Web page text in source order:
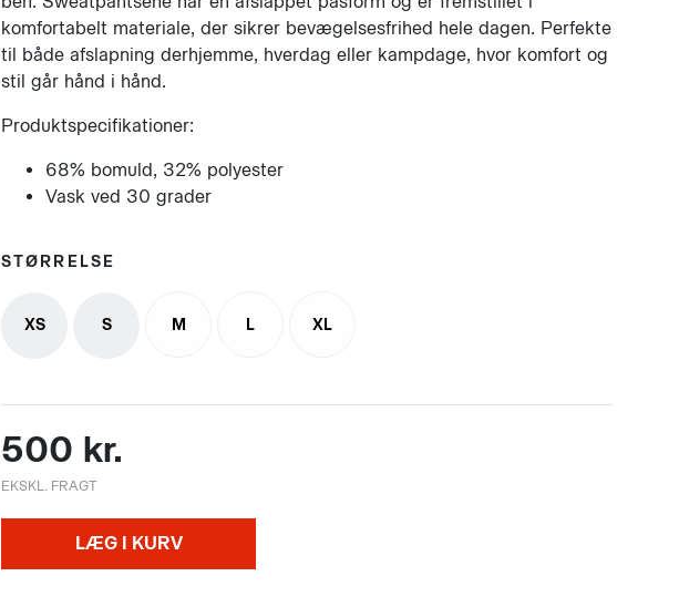
komfortabelt materiale, der sikrer bevægelsesfrihed hele dagen. Perfekte
til både afslapning derhjemme, hverdag eller kampdage, hvor komfort og
stil går hånd i hånd.
Produktspecifikationer:
68% bomuld, 32% polyester
Vask ved 30 grader
STØRRELSE
XS S M L XL
500 kr.
EKSKL. FRAGT
LÆG I KURV